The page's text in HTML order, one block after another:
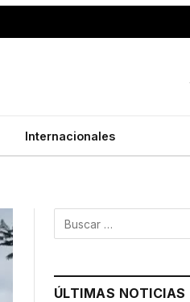
Internacionales
ÚLTIMAS NOTICIAS